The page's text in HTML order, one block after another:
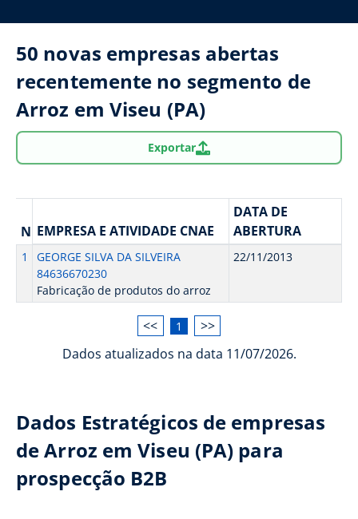
50 novas empresas abertas
recentemente no segmento de
Arroz em Viseu (PA)
Exportar
N EMPRESA E ATIVIDADE CNAE
DATA DE
ABERTURA
1
GEORGE SILVA DA SILVEIRA
84636670230
Fabricação de produtos do arroz
22/11/2013
<< 1
>>
Dados atualizados na data 11/07/2026.
Dados Estratégicos de empresas
de Arroz em Viseu (PA) para
prospecção B2B